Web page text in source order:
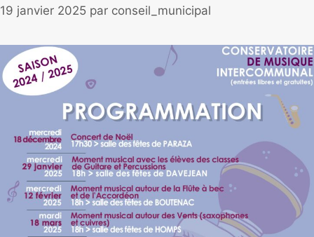
19 janvier 2025 par conseil_municipal